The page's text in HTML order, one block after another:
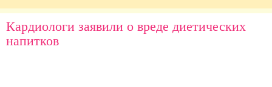
Кардиологи заявили о вреде диетических
напитков